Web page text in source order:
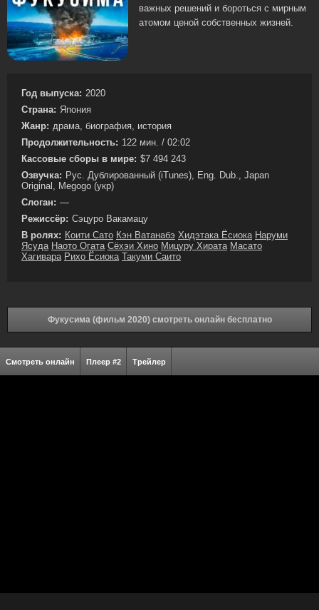
важных решений и бороться с мирным
атомом ценой собственных жизней.
Год выпуска: 2020
Страна: Япония
Жанр: драма, биография, история
Продолжительность: 122 мин. / 02:02
Кассовые сборы в мире: $7 494 243
Озвучка: Рус. Дублированный (iTunes), Eng. Dub., Japan
Original, Megogo (укр)
Слоган: —
Режиссёр: Сэцуро Вакамацу
В ролях: Коити Сато Кэн Ватанабэ Хидэтака Ёсиока Наруми
Ясуда Наото Огата Сёхэи Хино Мицуру Хирата Масато
Хагивара Рихо Ёсиока Такуми Саито
Фукусима (фильм 2020) смотреть онлайн бесплатно
Смотреть онлайн Плеер #2 Трейлер